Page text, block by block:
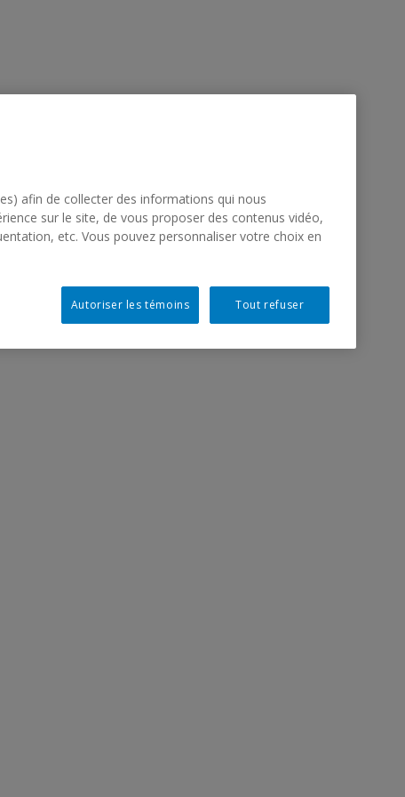
afin de collecter des informations qui nous
sur le site, de vous proposer des contenus vidéo,
etc. Vous pouvez personnaliser votre choix en
Tout refuser
Autoriser les témoins